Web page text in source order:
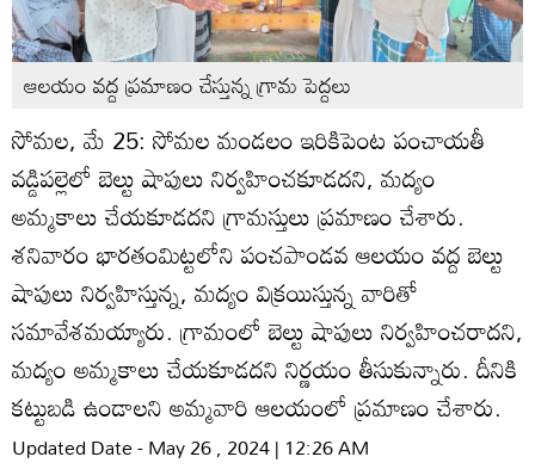
ఆలయం వద్ద ప్రమాణం చేస్తున్న గ్రామ పెద్దలు
సోమల, మే 25: సోమల మండలం ఇరికిపెంట పంచాయతీ
వడ్డిపల్లెలో బెల్టు షాపులు నిర్వహించకూడదని, మద్యం
అమ్మకాలు చేయకూడదని గ్రామస్తులు ప్రమాణం చేశారు.
శనివారం భారతంమిట్టలోని పంచపాండవ ఆలయం వద్ద బెల్టు
షాపులు నిర్వహిస్తున్న, మద్యం విక్రయిస్తున్న వారితో
సమావేశమయ్యారు. గ్రామంలో బెల్టు షాపులు నిర్వహించరాదని,
మద్యం అమ్మకాలు చేయకూడదని నిర్ణయం తీసుకున్నారు. దీనికి
కట్టుబడి ఉండాలని అమ్మవారి ఆలయంలో ప్రమాణం చేశారు.
Updated Date - May 26 , 2024 | 12:26 AM